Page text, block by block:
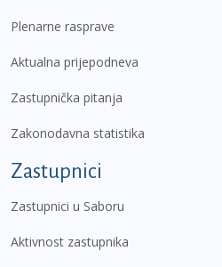
Plenarne rasprave
Aktualna prijepodneva
Zastupnička pitanja
Zakonodavna statistika
Zastupnici
Zastupnici u Saboru
Aktivnost zastupnika